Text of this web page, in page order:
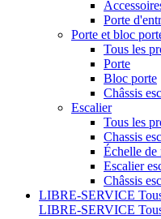
Porte
Porte et bloc
Tous les
Porte
Bloc porte
Châssis
Escalier
Tous les
Chassis
Échelle de
Escalier
Châssis
LIBRE-SERVICE
LIBRE-SERVICE